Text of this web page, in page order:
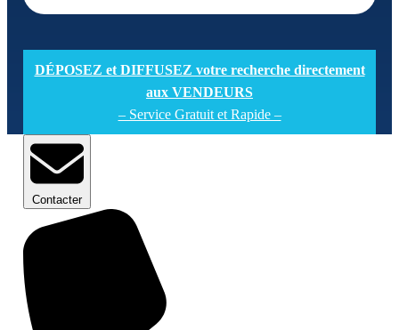
DÉPOSEZ et DIFFUSEZ votre recherche directement
aux VENDEURS
– Service Gratuit et Rapide –
Contacter